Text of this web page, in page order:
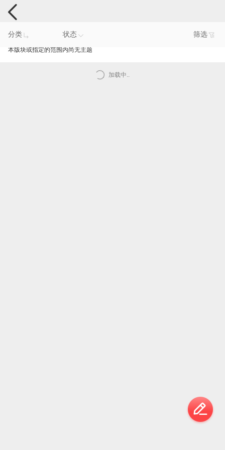
手机反馈
分类 状态 筛选
本版块或指定的范围内尚无主题
加载中..